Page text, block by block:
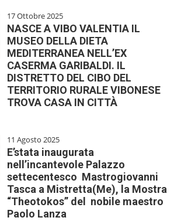
17 Ottobre 2025
NASCE A VIBO VALENTIA IL
MUSEO DELLA DIETA
MEDITERRANEA NELL’EX
CASERMA GARIBALDI. IL
DISTRETTO DEL CIBO DEL
TERRITORIO RURALE VIBONESE
TROVA CASA IN CITTÀ
11 Agosto 2025
E’stata inaugurata
nell’incantevole Palazzo
settecentesco Mastrogiovanni
Tasca a Mistretta(Me), la Mostra
“Theotokos” del nobile maestro
Paolo Lanza